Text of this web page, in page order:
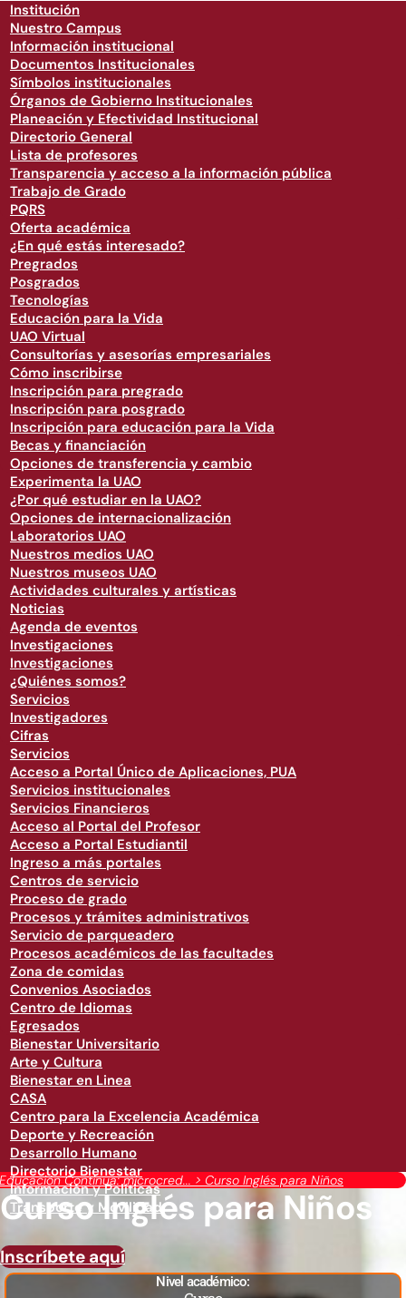
Institución
Nuestro Campus
Información institucional
Documentos Institucionales
Símbolos institucionales
Órganos de Gobierno Institucionales
Planeación y Efectividad Institucional
Directorio General
Lista de profesores
Transparencia y acceso a la información pública
Trabajo de Grado
PQRS
Oferta académica
¿En qué estás interesado?
Pregrados
Posgrados
Tecnologías
Educación para la Vida
UAO Virtual
Consultorías y asesorías empresariales
Cómo inscribirse
Inscripción para pregrado
Inscripción para posgrado
Inscripción para educación para la Vida
Becas y financiación
Opciones de transferencia y cambio
Experimenta la UAO
¿Por qué estudiar en la UAO?
Opciones de internacionalización
Laboratorios UAO
Nuestros medios UAO
Nuestros museos UAO
Actividades culturales y artísticas
Noticias
Agenda de eventos
Investigaciones
Investigaciones
¿Quiénes somos?
Servicios
Investigadores
Cifras
Servicios
Acceso a Portal Único de Aplicaciones, PUA
Servicios institucionales
Servicios Financieros
Acceso al Portal del Profesor
Acceso a Portal Estudiantil
Ingreso a más portales
Centros de servicio
Proceso de grado
Procesos y trámites administrativos
Servicio de parqueadero
Procesos académicos de las facultades
Zona de comidas
Convenios Asociados
Centro de Idiomas
Egresados
Bienestar Universitario
Arte y Cultura
Bienestar en Linea
CASA
Centro para la Excelencia Académica
Deporte y Recreación
Desarrollo Humano
Directorio Bienestar
Información y Políticas
Transporte y Movilidad
Educación Continua: microcred... > Curso Inglés para Niños
Curso Inglés para Niños
Inscríbete aquí
Nivel académico: